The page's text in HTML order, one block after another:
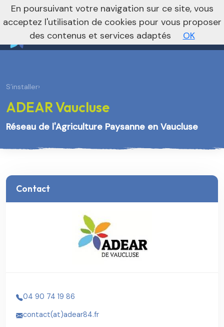
Vers le site national
nivo_2026: 1
S’installer›
ADEAR Vaucluse
Réseau de l'Agriculture Paysanne en Vaucluse
Contact
04 90 74 19 86
contact(at)adear84.fr
En poursuivant votre navigation sur ce site, vous
acceptez l'utilisation de cookies pour vous proposer
des contenus et services adaptés
OK